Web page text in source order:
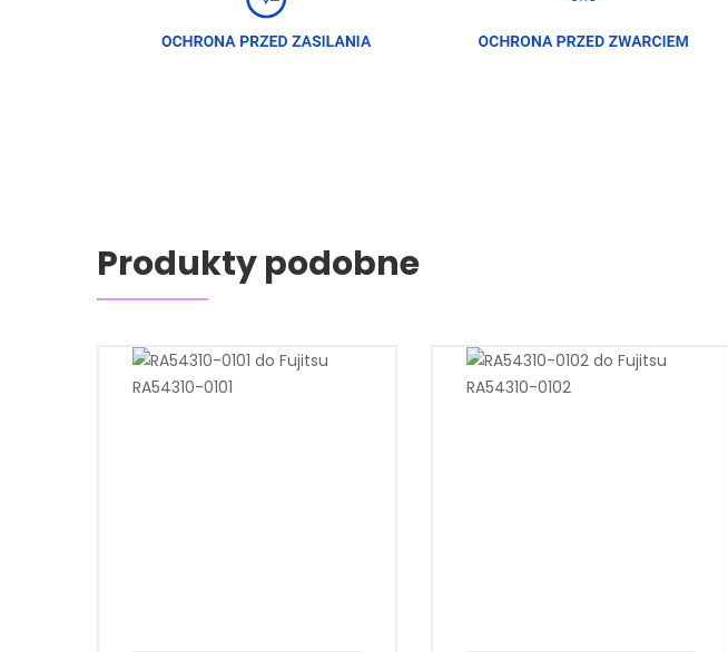
Produkty podobne